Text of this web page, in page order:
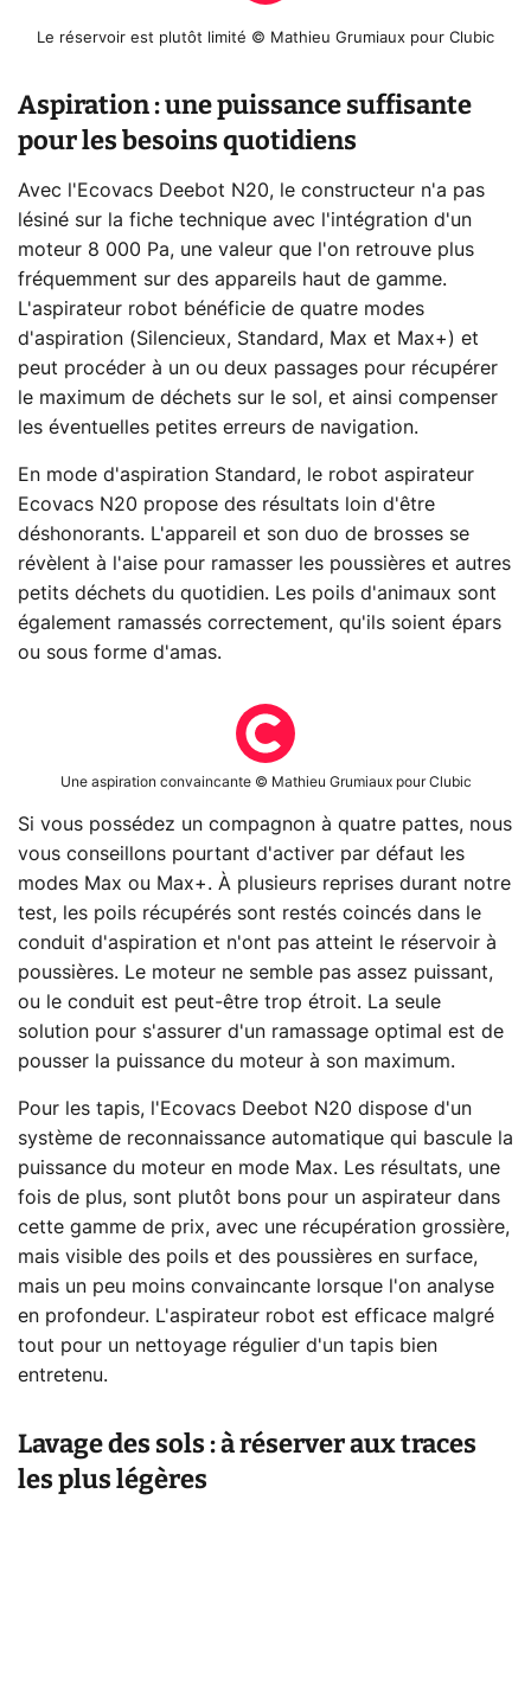
Le réservoir est plutôt limité © Mathieu Grumiaux pour Clubic
Aspiration : une puissance suffisante
pour les besoins quotidiens
Avec l'Ecovacs Deebot N20, le constructeur n'a pas
lésiné sur la fiche technique avec l'intégration d'un
moteur 8 000 Pa, une valeur que l'on retrouve plus
fréquemment sur des appareils haut de gamme.
L'aspirateur robot bénéficie de quatre modes
d'aspiration (Silencieux, Standard, Max et Max+) et
peut procéder à un ou deux passages pour récupérer
le maximum de déchets sur le sol, et ainsi compenser
les éventuelles petites erreurs de navigation.
En mode d'aspiration Standard, le robot aspirateur
Ecovacs N20 propose des résultats loin d'être
déshonorants. L'appareil et son duo de brosses se
révèlent à l'aise pour ramasser les poussières et autres
petits déchets du quotidien. Les poils d'animaux sont
également ramassés correctement, qu'ils soient épars
ou sous forme d'amas.
Une aspiration convaincante © Mathieu Grumiaux pour Clubic
Si vous possédez un compagnon à quatre pattes, nous
vous conseillons pourtant d'activer par défaut les
modes Max ou Max+. À plusieurs reprises durant notre
test, les poils récupérés sont restés coincés dans le
conduit d'aspiration et n'ont pas atteint le réservoir à
poussières. Le moteur ne semble pas assez puissant,
ou le conduit est peut-être trop étroit. La seule
solution pour s'assurer d'un ramassage optimal est de
pousser la puissance du moteur à son maximum.
Pour les tapis, l'Ecovacs Deebot N20 dispose d'un
système de reconnaissance automatique qui bascule la
puissance du moteur en mode Max. Les résultats, une
fois de plus, sont plutôt bons pour un aspirateur dans
cette gamme de prix, avec une récupération grossière,
mais visible des poils et des poussières en surface,
mais un peu moins convaincante lorsque l'on analyse
en profondeur. L'aspirateur robot est efficace malgré
tout pour un nettoyage régulier d'un tapis bien
entretenu.
Lavage des sols : à réserver aux traces
les plus légères